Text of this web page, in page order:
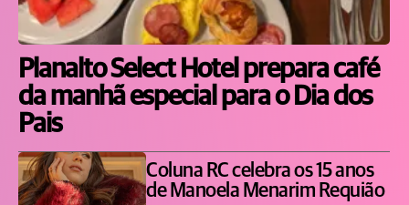
Planalto Select Hotel prepara café
da manhã especial para o Dia dos
Pais
Coluna RC celebra os 15 anos
de Manoela Menarim Requião